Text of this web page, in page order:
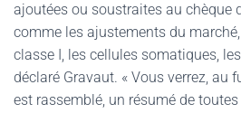
ajoutées ou soustraites au chèque
comme les ajustements du
classe I, les cellules somatiques,
déclaré Gravaut. « Vous verrez, au
est rassemblé, un résumé de